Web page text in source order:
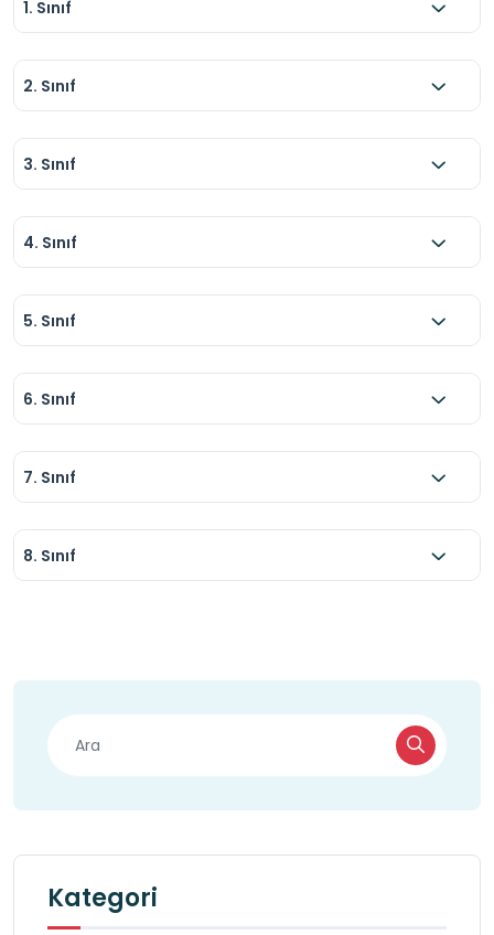
-Işık, pano ve vitrin düzeni gibi unsurlara dikkat
yönlendirmek fayda sağlar.
-Acil durum planı (toplanma noktası, çıkış
rotaları) önceden belirlenmeli; kalabalık
ziyaretlerde bu tür hazırlıklar önem kazanır.
1. Sınıf
2. Sınıf
3. Sınıf
4. Sınıf
5. Sınıf
6. Sınıf
7. Sınıf
8. Sınıf
Kategori